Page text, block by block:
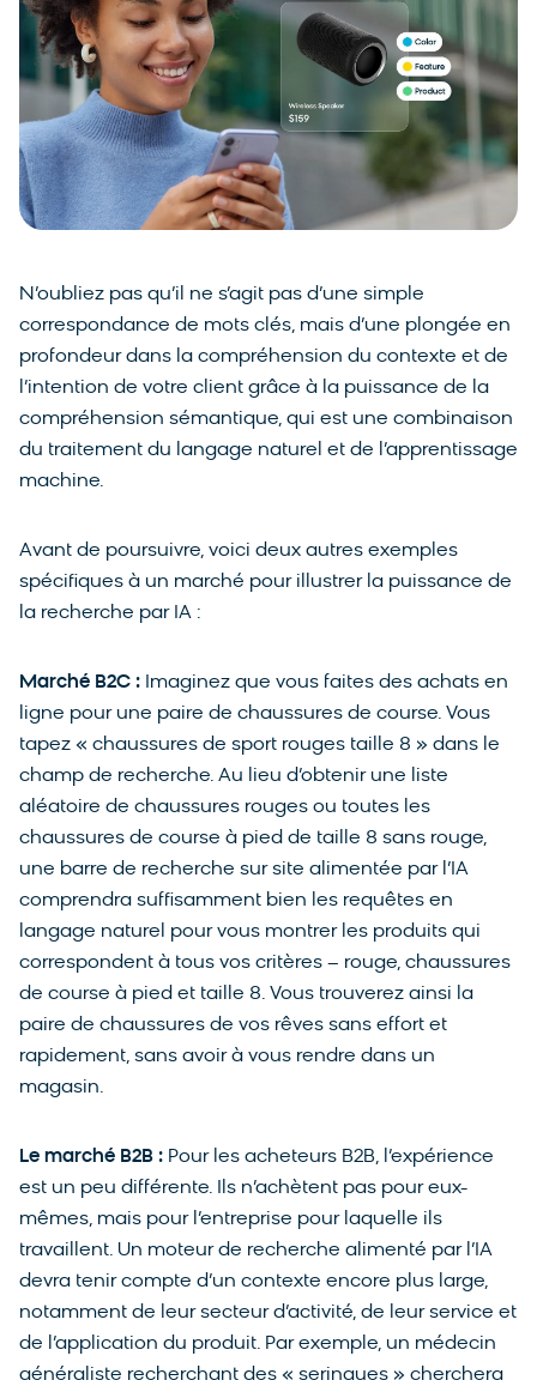
N’oubliez pas qu’il ne s’agit pas d’une simple
correspondance de mots clés, mais d’une plongée en
profondeur dans la compréhension du contexte et de
l’intention de votre client grâce à la puissance de la
compréhension sémantique, qui est une combinaison
du traitement du langage naturel et de l’apprentissage
machine.
Avant de poursuivre, voici deux autres exemples
spécifiques à un marché pour illustrer la puissance de
la recherche par IA :
Marché B2C : Imaginez que vous faites des achats en
ligne pour une paire de chaussures de course. Vous
tapez « chaussures de sport rouges taille 8 » dans le
champ de recherche. Au lieu d’obtenir une liste
aléatoire de chaussures rouges ou toutes les
chaussures de course à pied de taille 8 sans rouge,
une barre de recherche sur site alimentée par l’IA
comprendra suffisamment bien les requêtes en
langage naturel pour vous montrer les produits qui
correspondent à tous vos critères – rouge, chaussures
de course à pied et taille 8. Vous trouverez ainsi la
paire de chaussures de vos rêves sans effort et
rapidement, sans avoir à vous rendre dans un
magasin.
Le marché B2B : Pour les acheteurs B2B, l’expérience
est un peu différente. Ils n’achètent pas pour eux-
mêmes, mais pour l’entreprise pour laquelle ils
travaillent. Un moteur de recherche alimenté par l’IA
devra tenir compte d’un contexte encore plus large,
notamment de leur secteur d’activité, de leur service et
de l’application du produit. Par exemple, un médecin
généraliste recherchant des « seringues » cherchera